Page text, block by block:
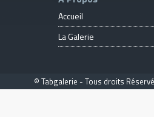
Accueil
La Galerie
© Tabgalerie - Tous droits